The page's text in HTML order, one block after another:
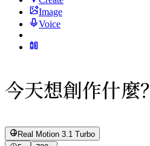
Image
Voice
今天想創作什麼？
Real Motion 3.1 Turbo